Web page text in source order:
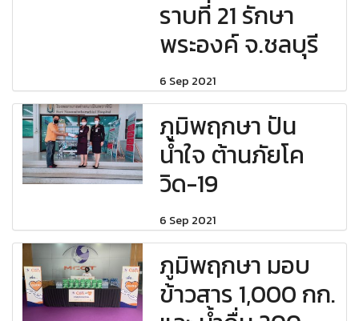
ราบที่ 21 รักษา
พระองค์ จ.ชลบุรี
6 Sep 2021
ภูมิพฤกษา ปัน
น้ำใจ ต้านภัยโค
วิด-19
6 Sep 2021
ภูมิพฤกษา มอบ
ข้าวสาร 1,000 กก.